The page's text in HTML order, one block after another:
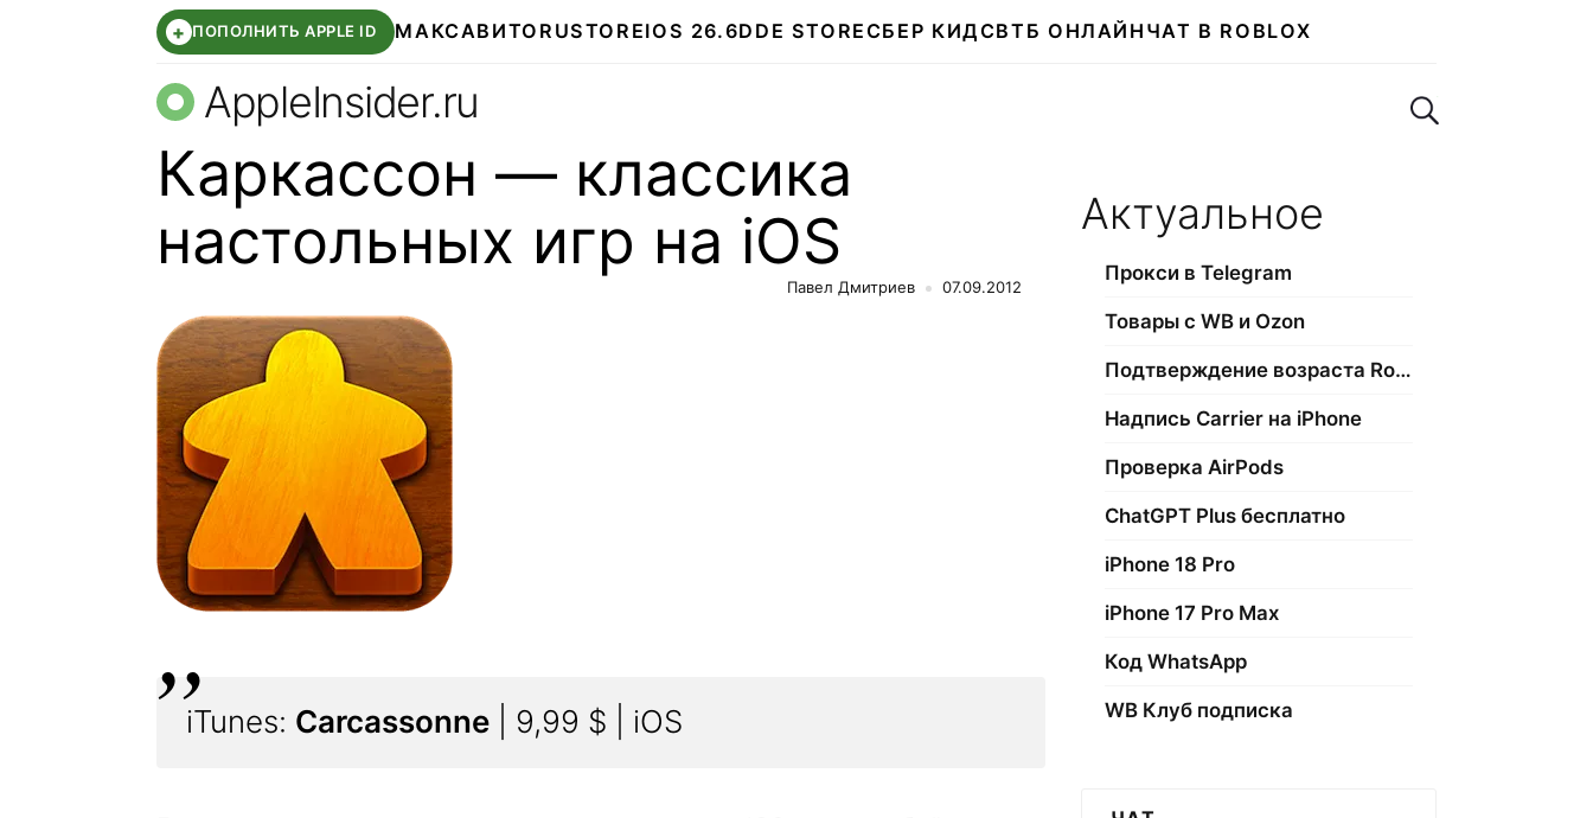
+ ПОПОЛНИТЬ APPLE ID МАКСАВИТО RUSTOREIOS 26.6DDE STORE СБЕР КИДСВТБ ОНЛАЙН ЧАТ В ROBLOX
AppleInsider.ru Поиск по сайту
Каркассон — классика
настольных игр на iOS
Павел Дмитриев 07.09.2012
iTunes: Carcassonne | 9,99 $ | iOS
Актуальное
Прокси в Telegram
Товары с WB и Ozon
Подтверждение возраста Roblox
Надпись Carrier на iPhone
Проверка AirPods
ChatGPT Plus бесплатно
iPhone 18 Pro
iPhone 17 Pro Max
Код WhatsApp
WB Клуб подписка